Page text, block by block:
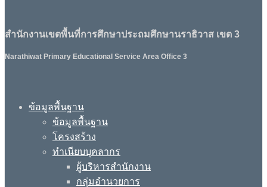
สำนักงานเขตพื้นที่การศึกษาประถมศึกษานราธิวาส เขต 3
Narathiwat Primary Educational Service Area Office 3
ข้อมูลพื้นฐาน
ข้อมูลพื้นฐาน
โครงสร้าง
ทำเนียบบุคลากร
ผู้บริหารสำนักงาน
กลุ่มอำนวยการ